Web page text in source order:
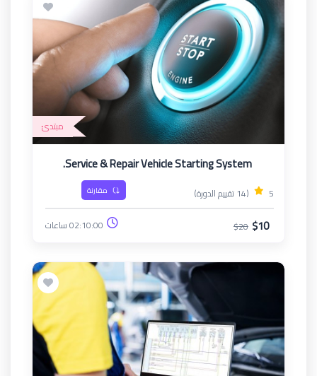
مبتدئ
Service & Repair Vehicle Starting System.
5 (14 تقييم الدورة) مقارنة
$10
$20 02:10:00 ساعات